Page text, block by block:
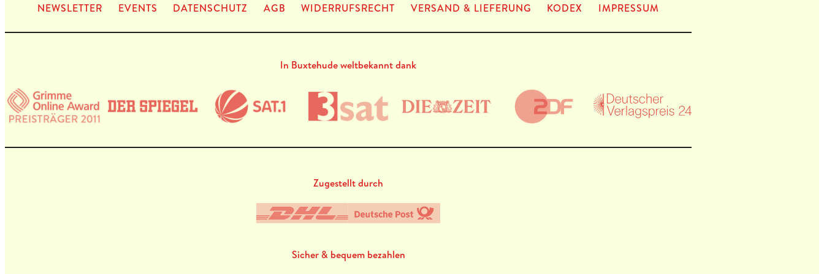
NEWS­LET­TER EVENTS DATEN­SCHUTZ AGB WIDERRUFSRECHT VERSAND & LIEFERUNG KODEX IMPRES­SUM
In Buxtehude weltbekannt dank
Zugestellt durch
Sicher & bequem bezahlen